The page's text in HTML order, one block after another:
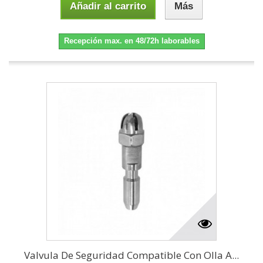
Añadir al carrito Más
Recepción max. en 48/72h laborables
Valvula De Seguridad Compatible Con Olla A...